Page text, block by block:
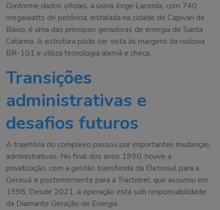
Conforme dados oficiais, a usina Jorge Lacerda, com 740
megawatts de potência, instalada na cidade de Capivari de
Baixo, é uma das principais geradoras de energia de Santa
Catarina. A estrutura pode ser vista às margens da rodovia
BR-101 e utiliza tecnologia alemã e checa.
Transições
administrativas e
desafios futuros
A trajetória do complexo passou por importantes mudanças
administrativas. No final dos anos 1990, houve a
privatização, com a gestão transferida da Eletrosul para a
Gerasul e posteriormente para a Tractebel, que assumiu em
1998. Desde 2021, a operação está sob responsabilidade
da Diamante Geração de Energia.